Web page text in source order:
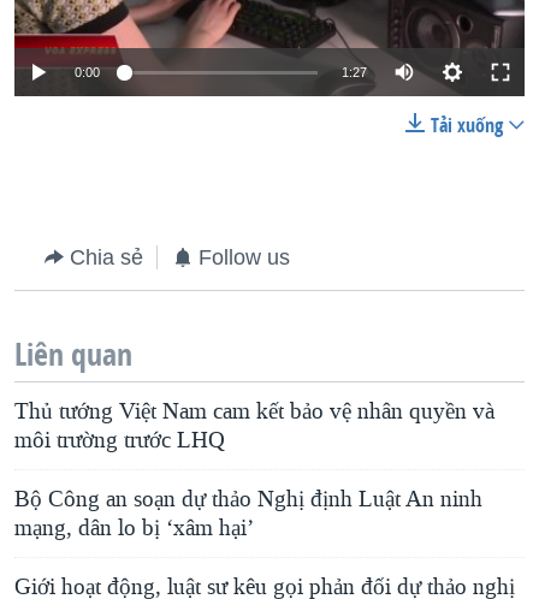
0:00 1:27
Tải xuống
Chia sẻ Follow us
Liên quan
Thủ tướng Việt Nam cam kết bảo vệ nhân quyền và
môi trường trước LHQ
Bộ Công an soạn dự thảo Nghị định Luật An ninh
mạng, dân lo bị ‘xâm hại’
Giới hoạt động, luật sư kêu gọi phản đối dự thảo nghị